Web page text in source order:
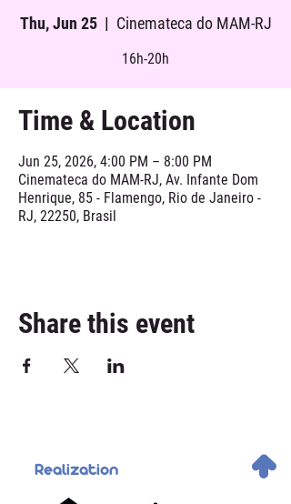
Thu, Jun 25
  |
Cinemateca do MAM-RJ
16h-20h
Time & Location
Jun 25, 2026, 4:00 PM – 8:00 PM
Cinemateca do MAM-RJ, Av. Infante Dom
Henrique, 85 - Flamengo, Rio de Janeiro -
RJ, 22250, Brasil
Share this event
Realization .